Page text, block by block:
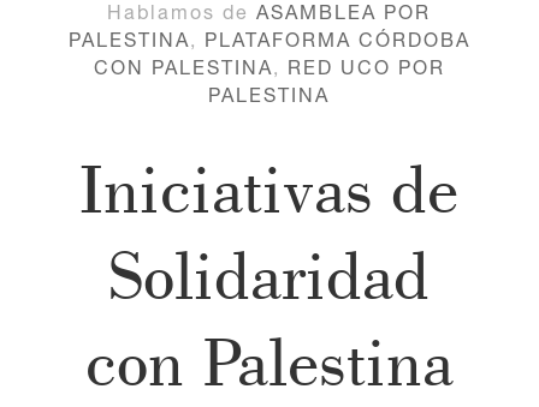
Hablamos deASAMBLEA POR
PALESTINA,
PLATAFORMA CÓRDOBA
CON PALESTINA,
RED UCO POR
PALESTINA
Iniciativas de
Solidaridad
con Palestina